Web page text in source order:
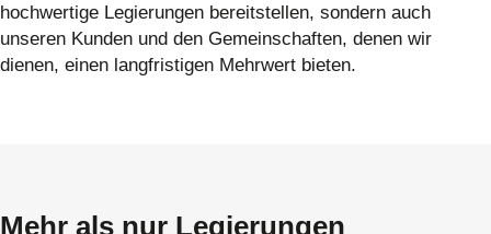
hochwertige Legierungen bereitstellen, sondern auch
unseren Kunden und den Gemeinschaften, denen wir
dienen, einen langfristigen Mehrwert bieten.
Mehr als nur Legierungen